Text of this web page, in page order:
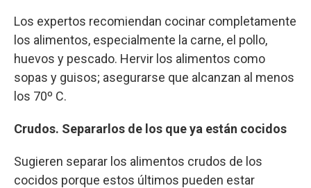
Los expertos recomiendan cocinar completamente
los alimentos, especialmente la carne, el pollo,
huevos y pescado. Hervir los alimentos como
sopas y guisos; asegurarse que alcanzan al menos
los 70º C.
Crudos. Separarlos de los que ya están cocidos
Sugieren separar los alimentos crudos de los
cocidos porque estos últimos pueden estar